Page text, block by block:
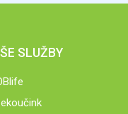
SLUŽBY